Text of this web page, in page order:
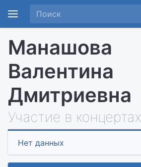
Манашова
Валентина
Дмитриевна
Участие в концертах
Нет данных